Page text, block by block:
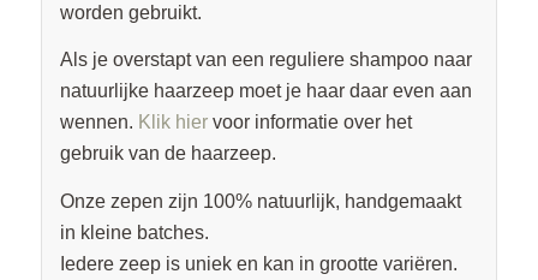
worden gebruikt.
Als je overstapt van een reguliere shampoo naar
natuurlijke haarzeep moet je haar daar even aan
wennen. Klik hiervoor informatie over het
gebruik van de haarzeep.
Onze zepen zijn 100% natuurlijk, handgemaakt
in kleine batches.
Iedere zeep is uniek en kan in grootte variëren.